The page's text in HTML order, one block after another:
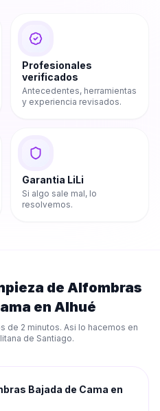
Profesionales
verificados
Antecedentes, herramientas
y experiencia revisados.
Garantia LiLi
Si algo sale mal, lo
resolvemos.
de Alfombras
en Alhué
de 2 minutos. Asi lo hacemos en
de Santiago.
Bajada de Cama en